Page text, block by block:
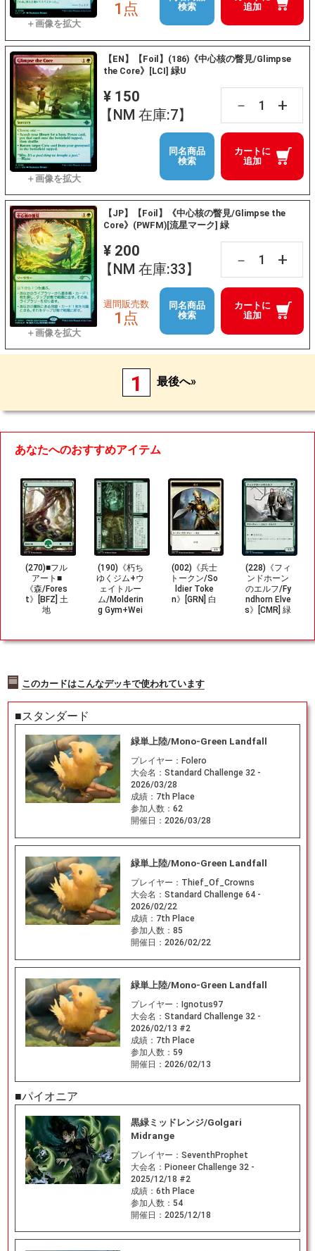
追加
1点
検索
【EN】【Foil】(186)《中心核の瞥見/Glimpse
the Core》[LCI] 緑U
¥ 150
【NM 在庫:7】
－ +
カートに
追加
同名商品
検索
【JP】【Foil】《中心核の瞥見/Glimpse the
Core》(PWFM)[流星マーク] 緑
¥ 200
【NM 在庫:33】
－ +
カートに
追加
週間販売数
1点
同名商品
検索
1 最後へ»
あなたへのおすすめアイテム
(270)■フル
アート■
《森/Fores
t》[BFZ] 土
地
(190)《朽ち
ゆくジム+ウ
ェイトルー
ム/Molderin
g Gym+Wei
(002)《兵士
トークン/So
ldier Toke
n》[GRN] 白
(228)《フィ
ンドホーン
のエルフ/Fy
ndhorn Elve
s》[CMR] 緑
このカードはこんなデッキで使われています
■スタンダード
緑単上陸/Mono-Green Landfall
プレイヤー： Folero
大会名： Standard Challenge 32 -
2026/03/28
成績： 7th Place
参加人数： 62
開催日： 2026/03/28
緑単上陸/Mono-Green Landfall
プレイヤー： Thief_Of_Crowns
大会名： Standard Challenge 64 -
2026/02/22
成績： 7th Place
参加人数： 85
開催日： 2026/02/22
緑単上陸/Mono-Green Landfall
プレイヤー： Ignotus97
大会名： Standard Challenge 32 -
2026/02/13 #2
成績： 7th Place
参加人数： 59
開催日： 2026/02/13
■パイオニア
黒緑ミッドレンジ/Golgari
Midrange
プレイヤー： SeventhProphet
大会名： Pioneer Challenge 32 -
2025/12/18 #2
成績： 6th Place
参加人数： 54
開催日： 2025/12/18